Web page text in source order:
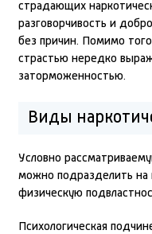
страдающих
разговорчивость и
без причин. Помимо
страстью нередко
заторможенностью.
Виды
Условно
можно подразделить на
физическую
Психологическая